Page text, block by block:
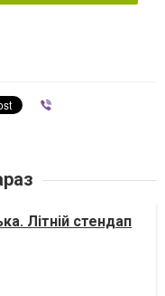
Літній стендап